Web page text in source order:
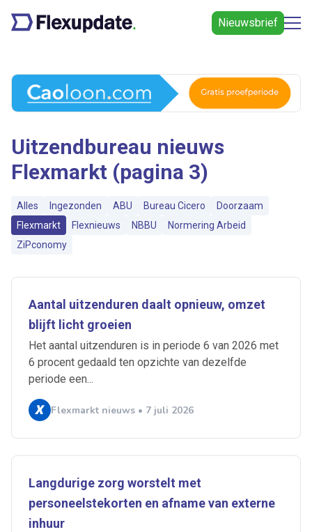
Nieuwsbrief
Uitzendbureau nieuws
Flexmarkt (pagina 3)
Alles Ingezonden ABU Bureau Cicero
Doorzaam
Flexmarkt
Flexnieuws NBBU
Normering Arbeid
ZiPconomy
Aantal uitzenduren daalt opnieuw, omzet
blijft licht groeien
Het aantal uitzenduren is in periode 6 van 2026 met
6 procent gedaald ten opzichte van dezelfde
periode een...
Flexmarkt nieuws • 7 juli 2026
Langdurige zorg worstelt met
personeelstekorten en afname van externe
inhuur